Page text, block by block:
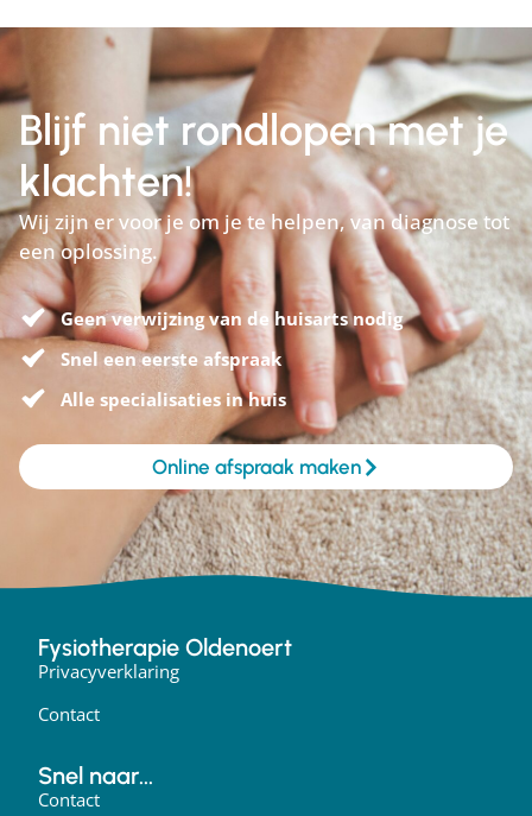
Blijf niet rondlopen met je
klachten!
Wij zijn er voor je om je te helpen, van diagnose tot
een oplossing.
Geen verwijzing van de huisarts nodig
Snel een eerste afspraak
Alle specialisaties in huis
Online afspraak maken
Fysiotherapie Oldenoert
Privacyverklaring
Contact
Snel naar...
Contact